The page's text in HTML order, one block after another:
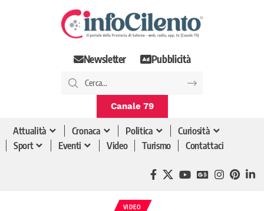
Newsletter Pubblicità
Canale 79
Attualità Cronaca Politica
Curiosità
Sport
Eventi Video Turismo Contattaci
VIDEO